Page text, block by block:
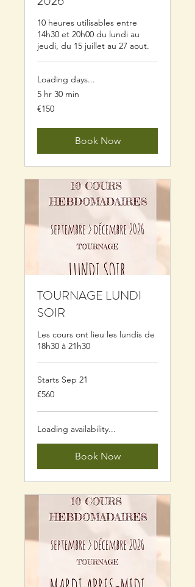
10 heures utilisables entre
14h30 et 20h00 du lundi au
jeudi, du 15 juillet au 27 aout.
Loading days...
5 hr 30 min
150
euros
€150
Book Now
TOURNAGE LUNDI
SOIR
Les cours ont lieu les lundis de
18h30 à 21h30
Starts Sep 21
560
euros
€560
Loading availability...
Book Now